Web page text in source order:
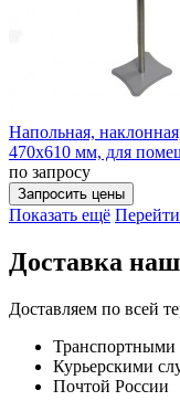
Напольная,
470х610 мм, для
по запросу
Запросить цены
Показать ещё
Доставка
Доставляем по всей
Транспортными
Курьерскими
Почтой России